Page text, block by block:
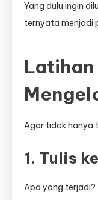
Yang dulu ingin
ternyata menjadi
Agar tidak hanya
1. Tulis
Apa yang terjadi?